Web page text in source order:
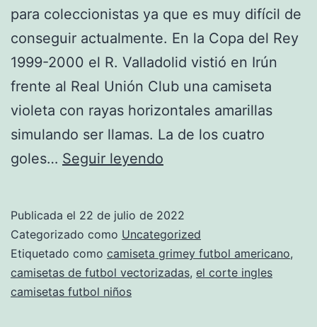
para coleccionistas ya que es muy difícil de
conseguir actualmente. En la Copa del Rey
1999-2000 el R. Valladolid vistió en Irún
frente al Real Unión Club una camiseta
violeta con rayas horizontales amarillas
simulando ser llamas. La de los cuatro
goles… Seguir leyendo
Personalizadas
Diseño
Publicada el 22 de julio de 2022
Categorizado como Uncategorized
Etiquetado como camiseta grimey futbol americano,
camisetas de futbol vectorizadas, el corte ingles
camisetas futbol niños